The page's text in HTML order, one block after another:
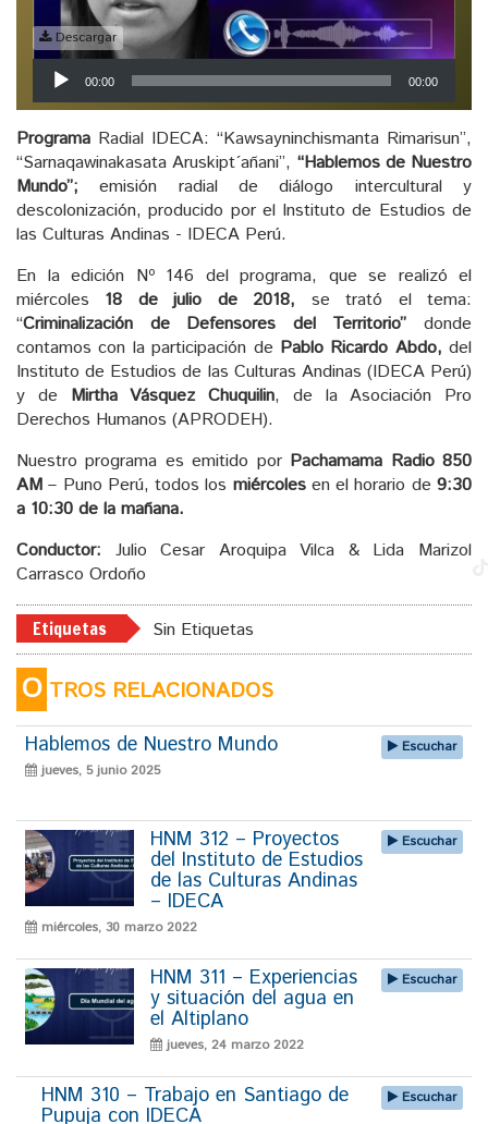
Descargar
Reproductor
de
audio
00:00 00:00
Programa Radial IDECA: “Kawsayninchismanta Rimarisun”,
“Sarnaqawinakasata Aruskipt´añani”, “Hablemos de Nuestro
Mundo”; emisión radial de diálogo intercultural y
descolonización, producido por el Instituto de Estudios de
las Culturas Andinas - IDECA Perú.
En la edición Nº 146 del programa, que se realizó el
miércoles 18 de julio de 2018, se trató el tema:
“Criminalización de Defensores del Territorio” donde
contamos con la participación de Pablo Ricardo Abdo, del
Instituto de Estudios de las Culturas Andinas (IDECA Perú)
y de Mirtha Vásquez Chuquilin, de la Asociación Pro
Derechos Humanos (APRODEH).
Nuestro programa es emitido por Pachamama Radio 850
AM – Puno Perú, todos los miércoles en el horario de9:30
a 10:30 de la mañana.
Conductor: Julio Cesar Aroquipa Vilca & Lida Marizol
Carrasco Ordoño
Etiquetas Sin Etiquetas
O TROS RELACIONADOS
Hablemos de Nuestro Mundo
jueves, 5 junio 2025
Escuchar
HNM 312 – Proyectos
del Instituto de Estudios
de las Culturas Andinas
– IDECA
miércoles, 30 marzo 2022
Escuchar
HNM 311 – Experiencias
y situación del agua en
el Altiplano
jueves, 24 marzo 2022
Escuchar
HNM 310 – Trabajo en Santiago de
Pupuja con IDECA
Escuchar